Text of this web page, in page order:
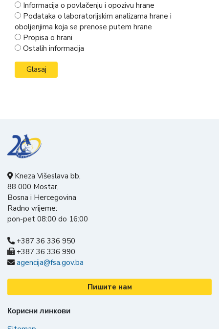
Informacija o povlačenju i opozivu hrane
Podataka o laboratorijskim analizama hrane i
oboljenjima koja se prenose putem hrane
Propisa o hrani
Ostalih informacija
Kneza Višeslava bb,
88 000 Mostar,
Bosna i Hercegovina
Radno vrijeme:
pon-pet 08:00 do 16:00
+387 36 336 950
+387 36 336 990
agencija@fsa.gov.ba
Пишите нам
Корисни линкови